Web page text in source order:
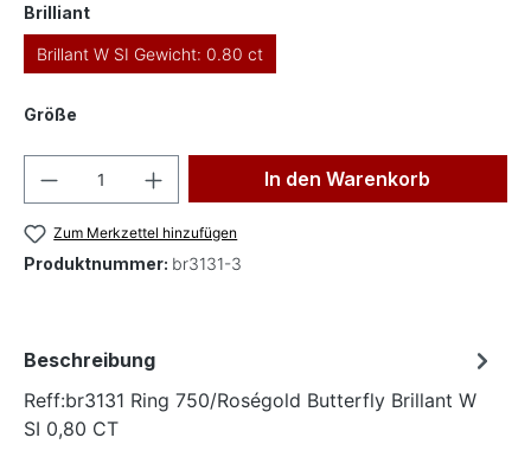
Brilliantauswählen
Brillant W SI Gewicht: 0.80 ct
Größe
Produkt Anzahl: Gib den gewünschten
In den Warenkorb
Zum Merkzettel hinzufügen
Produktnummer: br3131-3
Beschreibung
Reff:br3131 Ring 750/Roségold Butterfly Brillant W
SI 0,80 CT